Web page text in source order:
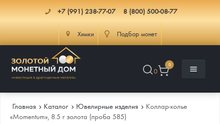
+7 (991) 238-77-07 8 (800) 500-08-77
Химки Подбор монет
0
0
Главная Каталог Ювелирные изделия
Коллар-колье
«Momentum», 8.5 г золота (проба 585)